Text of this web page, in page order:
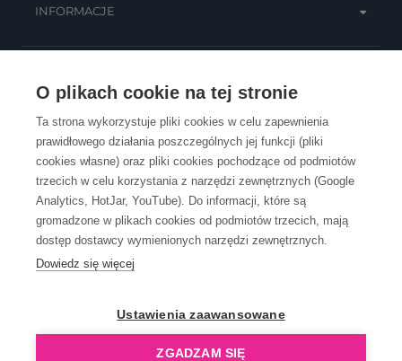
O plikach cookie na tej stronie
Ta strona wykorzystuje pliki cookies w celu zapewnienia
prawidłowego działania poszczególnych jej funkcji (pliki
cookies własne) oraz pliki cookies pochodzące od podmiotów
trzecich w celu korzystania z narzędzi zewnętrznych (Google
Analytics, HotJar, YouTube). Do informacji, które są
gromadzone w plikach cookies od podmiotów trzecich, mają
dostęp dostawcy wymienionych narzędzi zewnętrznych.
Dowiedz się więcej
Ustawienia zaawansowane
ZGADZAM SIĘ
INFORMACJE
OBSŁUGA KLIENTA
KONTAKT
OpenGift jest częścią ReflectGroup.